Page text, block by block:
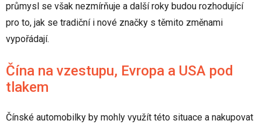
průmysl se však nezmírňuje a další roky budou rozhodující
pro to, jak se tradiční i nové značky s těmito změnami
vypořádají.
Čína na vzestupu, Evropa a USA pod
tlakem
Čínské automobilky by mohly využít této situace a nakupovat